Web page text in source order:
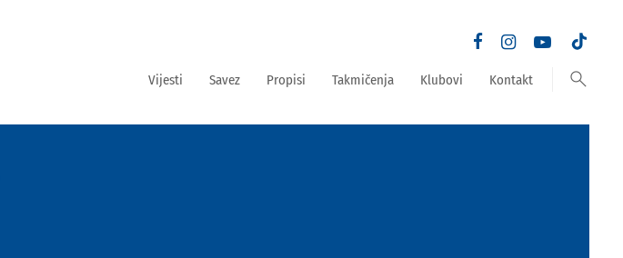
Vijesti Savez Propisi Takmičenja Klubovi Kontakt search